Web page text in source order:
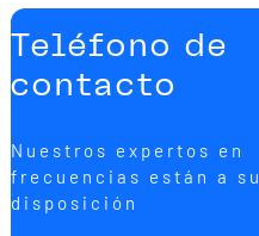
Teléfono de
contacto
Nuestros expertos en
frecuencias están a su
disposición